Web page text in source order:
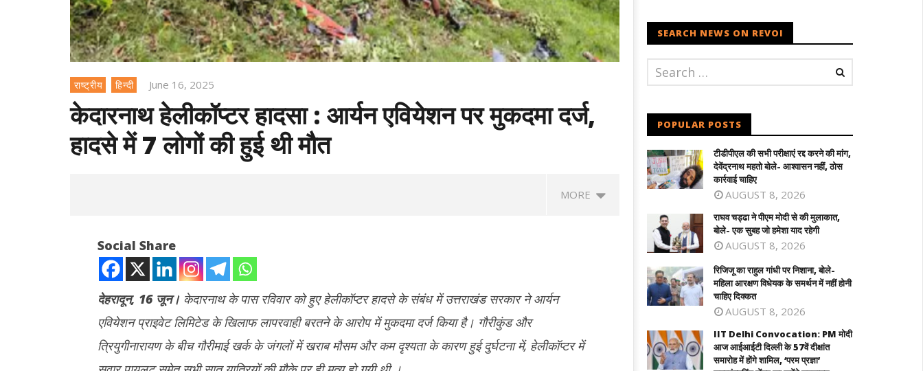
राष्ट्रीय हिन्दी June 16, 2025
केदारनाथ हेलीकॉप्टर हादसा : आर्यन एवियेशन पर मुकदमा दर्ज,
हादसे में 7 लोगों की हुई थी मौत
MORE
NOW VIEWING
केदारनाथ हेलीकॉप्टर हादसा : आर्यन एवियेशन पर
टीडीपीएल की सभी परीक्षाएं रद्द करने की मांग,
रिजिजू का राहुल गांधी पर निशाना, बोले- महिला
IIT Delhi Convocation: PM मोदी
Social Share
देहरादून, 16 जून।केदारनाथ के पास रविवार को हुए हेलीकॉप्टर हादसे के संबंध में उत्तराखंड सरकार ने आर्यन
एवियेशन प्राइवेट लिमिटेड के खिलाफ लापरवाही बरतने के आरोप में मुकदमा दर्ज किया है। गौरीकुंड और
त्रियुगीनारायण के बीच गौरीमाई खर्क के जंगलों में खराब मौसम और कम दृश्यता के कारण हुई दुर्घटना में, हेलीकॉप्टर में
SEARCH NEWS ON REVOI
POPULAR POSTS
टीडीपीएल की सभी परीक्षाएं रद्द करने की मांग,
देवेंद्रनाथ महतो बोले- आश्वासन नहीं, ठोस
कार्रवाई चाहिए
AUGUST 8, 2026
राघव चड्ढा ने पीएम मोदी से की मुलाकात,
बोले- एक सुबह जो हमेशा याद रहेगी
AUGUST 8, 2026
रिजिजू का राहुल गांधी पर निशाना, बोले-
महिला आरक्षण विधेयक के समर्थन में नहीं होनी
चाहिए दिक्कत
AUGUST 8, 2026
IIT Delhi Convocation: PM मोदी
आज आईआईटी दिल्ली के 57वें दीक्षांत
समारोह में होंगे शामिल, ‘परम प्रज्ञा’